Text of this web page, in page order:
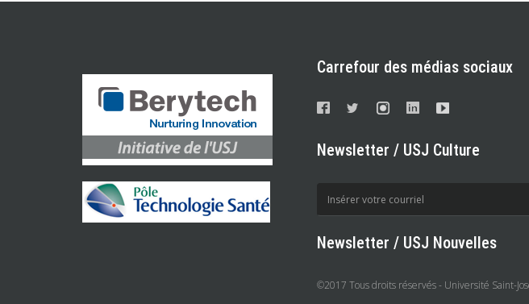
Carrefour des médias sociaux
Newsletter / USJ Culture
Newsletter / USJ Nouvelles
©2017 Tous droits réservés - Université Saint-